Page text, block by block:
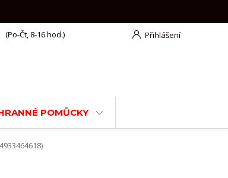
Přihlášení
(Po-Čt, 8-16 hod.)
POMŮCKY